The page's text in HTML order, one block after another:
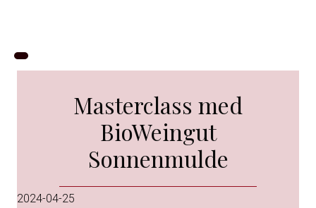
Masterclass med
BioWeingut
Sonnenmulde
2024-04-25